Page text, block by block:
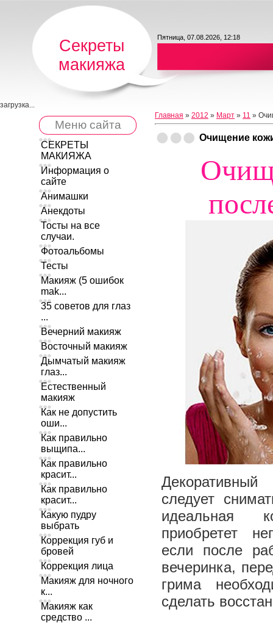
Секреты
макияжа
Пятница, 07.08.2026, 12:18
загрузка...
Меню сайта
СЕКРЕТЫ
МАКИЯЖА
Информация о
сайте
Анимашки
Анекдоты
Тосты на все
случаи.
Фотоальбомы
Тесты
Макияж (5 ошибок
mak...
35 советов для глаз
...
Вечерний макияж
Восточный макияж
Дымчатый макияж
глаз...
Естественный
макияж
Как не допустить
оши...
Как правильно
выщипа...
Как правильно
красит...
Как правильно
красит...
Какую пудру
выбрать
Коррекция губ и
бровей
Коррекция лица
Макияж для ночного
к...
Макияж как
средство ...
Главная » 2012 » Март » 11 »
Очищение
следует
идеальная
приобретет
если после
вечеринка,
грима
сделать